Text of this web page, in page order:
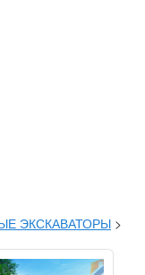
ЭКСКАВАТОРЫ >